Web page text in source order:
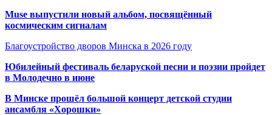
Muse выпустили новый альбом, посвящённый
космическим сигналам
Благоустройство дворов Минска в 2026 году
Юбилейный фестиваль беларуской песни и поэзии пройдет
в Молодечно в июне
В Минске прошёл большой концерт детской студии
ансамбля «Хорошки»